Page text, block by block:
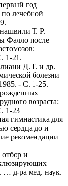
год
лечебной
Т. Р.
Фалло после
1-21.
Д. Г. и др.
болезни
- С. 1-25.
возраста:
1-23
гимнастика для
сердца до и
рекомендации.
и
… д-ра мед. наук.